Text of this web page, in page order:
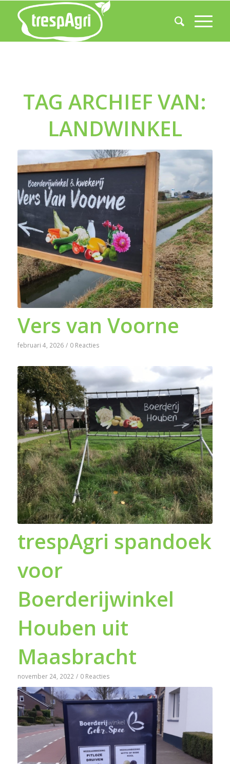
TAG ARCHIEF VAN:
LANDWINKEL
Vers van Voorne
februari 4, 2026 / 0 Reacties
trespAgri spandoek
voor
Boerderijwinkel
Houben uit
Maasbracht
november 24, 2022 / 0 Reacties